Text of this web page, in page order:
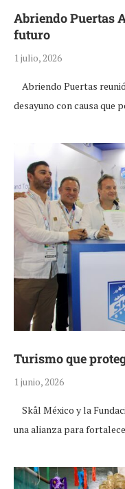
Abriendo Puertas
futuro
1 julio, 2026
Abriendo Puertas
desayuno con causa que
Turismo que
1 junio, 2026
Skål México y la
una alianza para